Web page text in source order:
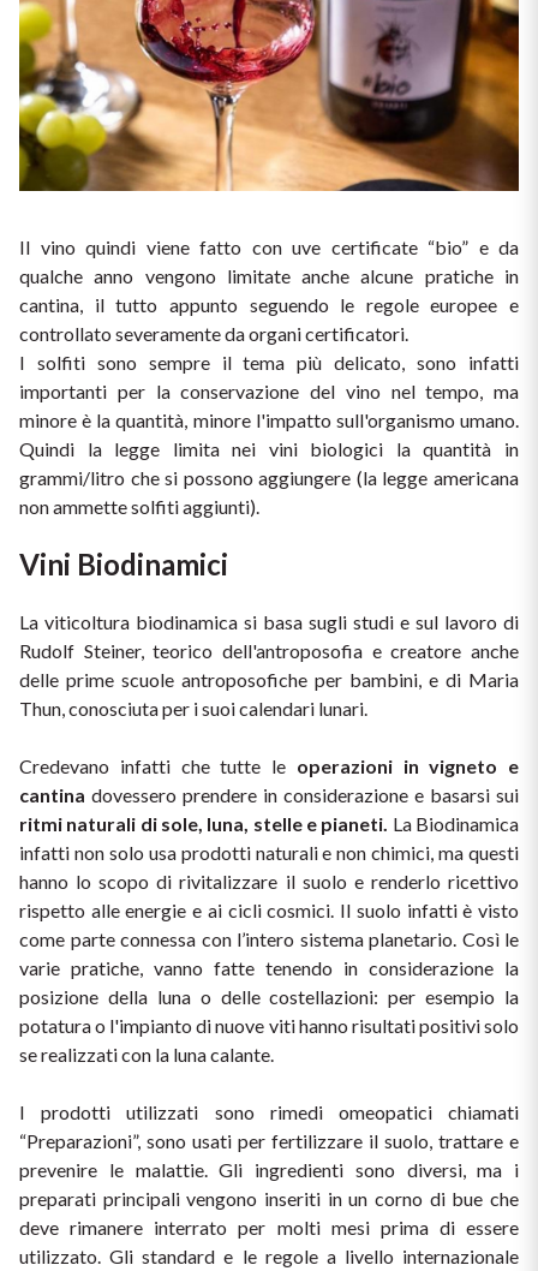
Scopri di più
Vini Siciliani
Vini Toscani
Vini Trentini
Vini Veneti
Vini della Champagne
Vini della Borgogna
Vini Bordeaux
Vedi tutti
Il vino quindi viene fatto con uve certificate “bio” e da
qualche anno vengono limitate anche alcune pratiche in
cantina, il tutto appunto seguendo le regole europee e
controllato severamente da organi certificatori.
I solfiti sono sempre il tema più delicato, sono infatti
importanti per la conservazione del vino nel tempo, ma
minore è la quantità, minore l'impatto sull'organismo umano.
Quindi la legge limita nei vini biologici la quantità in
grammi/litro che si possono aggiungere (la legge americana
non ammette solfiti aggiunti).
Vini Biodinamici
La viticoltura biodinamica si basa sugli studi e sul lavoro di
Rudolf Steiner, teorico dell'antroposofia e creatore anche
delle prime scuole antroposofiche per bambini, e di Maria
Thun, conosciuta per i suoi calendari lunari.
Credevano infatti che tutte le operazioni in vigneto e
cantina
ritmi naturali di sole, luna, stelle e pianeti. La Biodinamica
infatti non solo usa prodotti naturali e non chimici, ma questi
hanno lo scopo di rivitalizzare il suolo e renderlo ricettivo
rispetto alle energie e ai cicli cosmici. Il suolo infatti è visto
come parte connessa con l’intero sistema planetario. Così le
varie pratiche, vanno fatte tenendo in considerazione la
posizione della luna o delle costellazioni: per esempio la
potatura o l'impianto di nuove viti hanno risultati positivi solo
se realizzati con la luna calante.
I prodotti utilizzati sono rimedi omeopatici chiamati
“Preparazioni”, sono usati per fertilizzare il suolo, trattare e
prevenire le malattie. Gli ingredienti sono diversi, ma i
preparati principali vengono inseriti in un corno di bue che
deve rimanere interrato per molti mesi prima di essere
utilizzato. Gli standard e le regole a livello internazionale